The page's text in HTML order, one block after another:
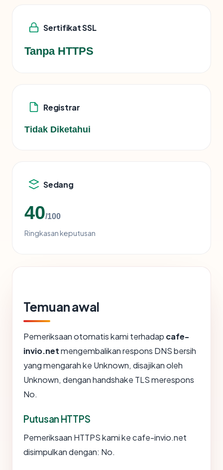
Sertifikat SSL
Tanpa HTTPS
Registrar
Tidak Diketahui
Sedang
40/100
Ringkasan keputusan
Temuan awal
Pemeriksaan otomatis kami terhadap cafe-
invio.netmengembalikan respons DNS bersih
yang mengarah ke Unknown, disajikan oleh
Unknown, dengan handshake TLS merespons
No.
Putusan HTTPS
Pemeriksaan HTTPS kami ke cafe-invio.net
disimpulkan dengan: No.